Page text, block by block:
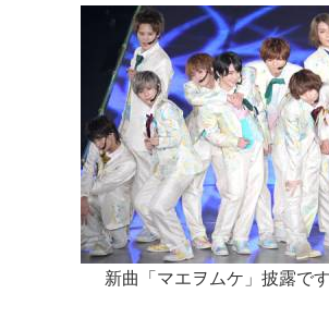
新曲「マエヲムケ」披露で